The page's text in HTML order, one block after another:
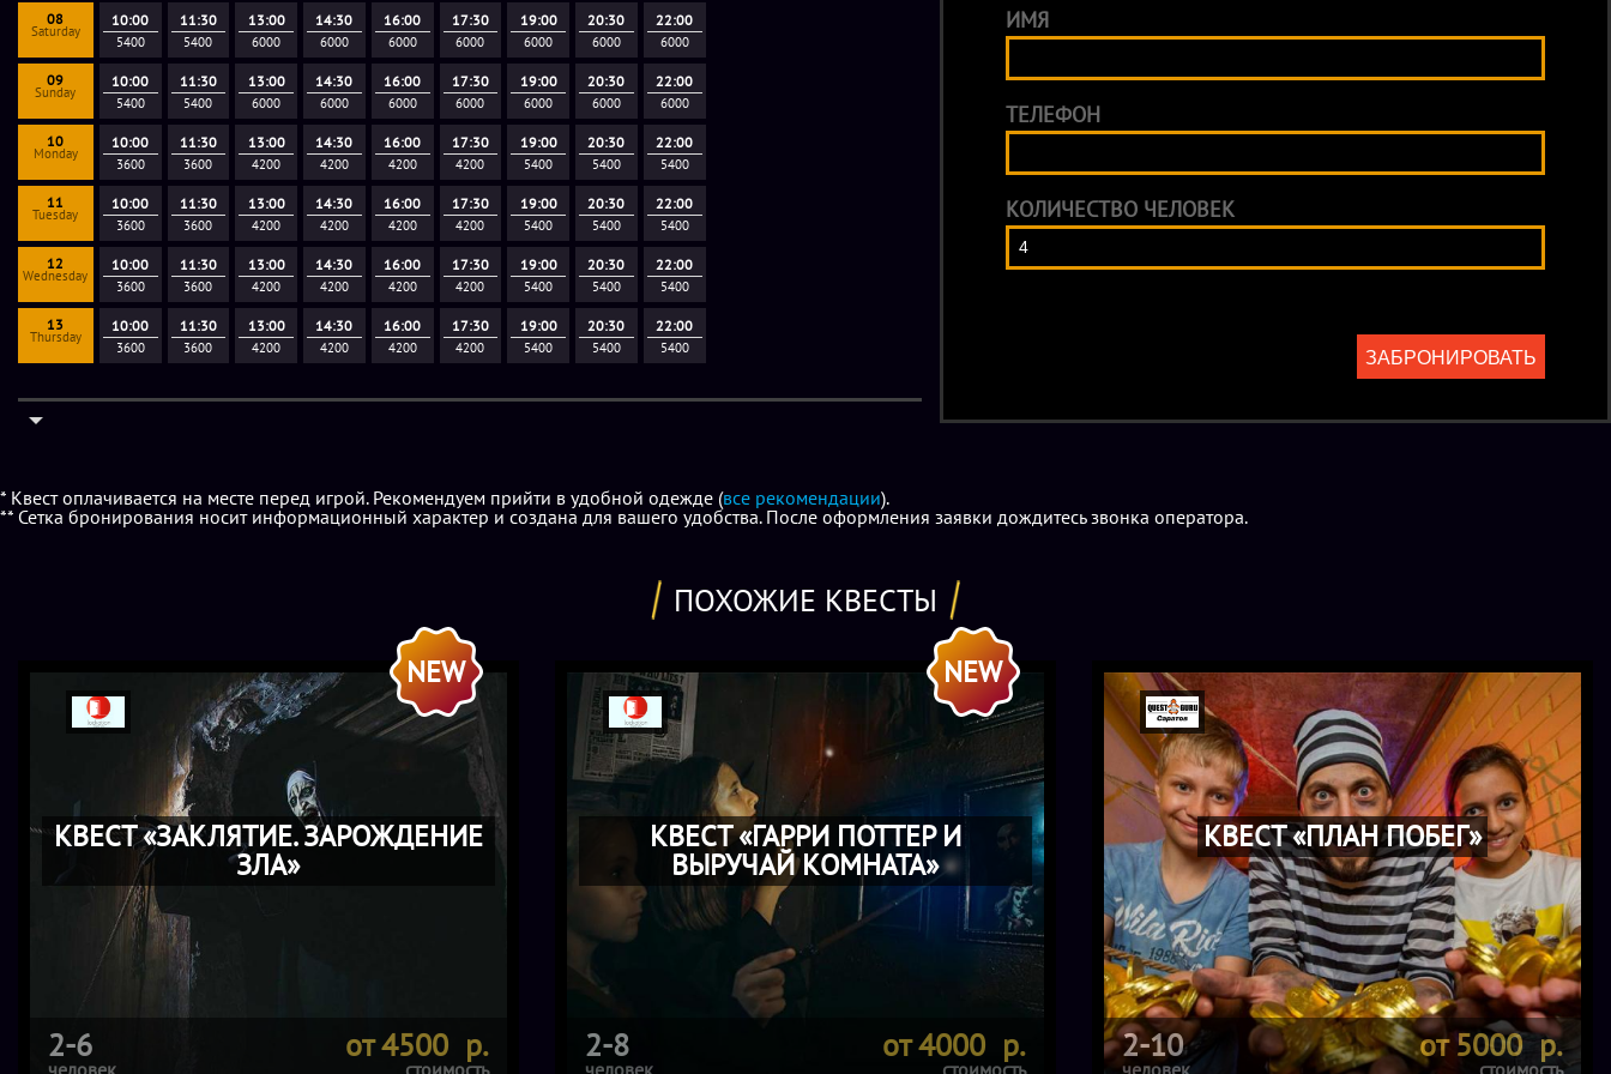
Пакет "Глубокий сон"
игрок + 1400 рублей.
Входит: квесты на выбор, отдельная лаунж зона (еду, безалкогольные напитки и торт можно приносить с
собой), дискотека, настольные игры, анимационная программа на выбор.
Дополнительно:
+1 час аренды лаунж-зоны +2500 рублей (только по предварительной брони).
Аниматор на 1 час +4000 рублей.
08
Saturday
10:00
5400
11:30
5400
13:00
6000
14:30
6000
16:00
6000
17:30
6000
19:00
6000
20:30
6000
22:00
6000
09
Sunday
10:00
5400
11:30
5400
13:00
6000
14:30
6000
16:00
6000
17:30
6000
19:00
6000
20:30
6000
22:00
6000
10
Monday
10:00
3600
11:30
3600
13:00
4200
14:30
4200
16:00
4200
17:30
4200
19:00
5400
20:30
5400
22:00
5400
11
Tuesday
10:00
3600
11:30
3600
13:00
4200
14:30
4200
16:00
4200
17:30
4200
19:00
5400
20:30
5400
22:00
5400
12
Wednesday
10:00
3600
11:30
3600
13:00
4200
14:30
4200
16:00
4200
17:30
4200
19:00
5400
20:30
5400
22:00
5400
13
Thursday
10:00
3600
11:30
3600
13:00
4200
14:30
4200
16:00
4200
17:30
4200
19:00
5400
20:30
5400
22:00
5400
ИМЯ
ТЕЛЕФОН
КОЛИЧЕСТВО ЧЕЛОВЕК
ЗАБРОНИРОВАТЬ
* Квест оплачивается на месте перед игрой. Рекомендуем прийти в удобной одежде (все рекомендации).
** Сетка бронирования носит информационный характер и создана для вашего удобства. После оформления заявки дождитесь звонка оператора.
ПОХОЖИЕ КВЕСТЫ
КВЕСТ «ЗАКЛЯТИЕ. ЗАРОЖДЕНИЕ
ЗЛА»
2-6
человек
от 4500 р.
стоимость
NEW
КВЕСТ «ГАРРИ ПОТТЕР И
ВЫРУЧАЙ КОМНАТА»
2-8
человек
от 4000 р.
стоимость
NEW
КВЕСТ «ПЛАН ПОБЕГ»
2-10
человек
от 5000 р.
стоимость